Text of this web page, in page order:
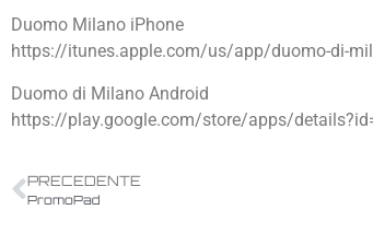
Duomo Milano iPhone
https://itunes.apple.com/us/app/duomo-di-
Duomo di Milano Android
https://play.google.com/store/apps/
PRECEDENTE
PromoPad